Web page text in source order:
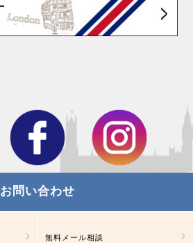
お問い合わせ
無料メール相談